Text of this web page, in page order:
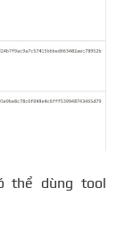
thể dùng tool